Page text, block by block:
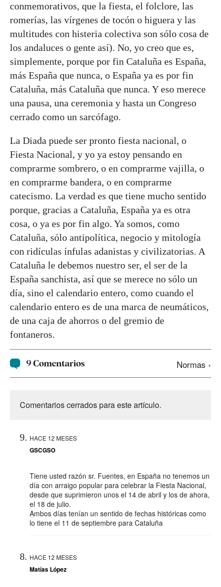
conmemorativos, que la fiesta, el folclore, las
romerías, las vírgenes de tocón o higuera y las
multitudes con histeria colectiva son sólo cosa de
los andaluces o gente así). No, yo creo que es,
simplemente, porque por fin Cataluña es España,
más España que nunca, o España ya es por fin
Cataluña, más Cataluña que nunca. Y eso merece
una pausa, una ceremonia y hasta un Congreso
cerrado como un sarcófago.
La Diada puede ser pronto fiesta nacional, o
Fiesta Nacional, y yo ya estoy pensando en
comprarme sombrero, o en comprarme vajilla, o
en comprarme bandera, o en comprarme
catecismo. La verdad es que tiene mucho sentido
porque, gracias a Cataluña, España ya es otra
cosa, o ya es por fin algo. Ya somos, como
Cataluña, sólo antipolítica, negocio y mitología
con ridículas ínfulas adanistas y civilizatorias. A
Cataluña le debemos nuestro ser, el ser de la
España sanchista, así que se merece no sólo un
día, sino el calendario entero, como cuando el
calendario entero es de una marca de neumáticos,
de una caja de ahorros o del gremio de
fontaneros.
9 Comentarios Normas ›
Comentarios cerrados para este artículo.
HACE 12 MESES
GSCGSO
Tiene usted razón sr. Fuentes, en España no tenemos un
día con arraigo popular para celebrar la Fiesta Nacional,
desde que suprimieron unos el 14 de abril y los de ahora,
el 18 de julio.
Ambos días tenían un sentido de fechas históricas como
lo tiene el 11 de septiembre para Cataluña
HACE 12 MESES
Matías López